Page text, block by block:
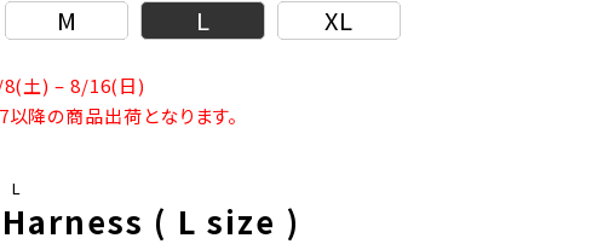
M L XL
土) – 8/16(日)
降の商品出荷となります。
L
( L size )